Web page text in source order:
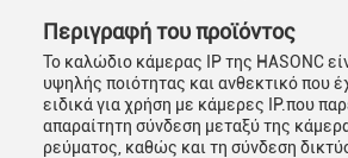
Περιγραφή του προϊόντος
Το καλώδιο κάμερας IP της HASONC
υψηλής ποιότητας και ανθεκτικό που
ειδικά για χρήση με κάμερες IP.που
απαραίτητη σύνδεση μεταξύ της
ρεύματος, καθώς και τη σύνδεση